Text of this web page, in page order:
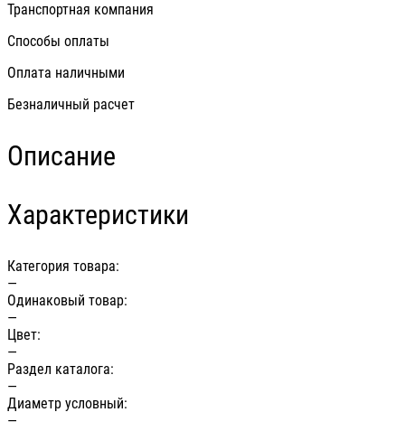
Транспортная компания
Способы оплаты
Оплата наличными
Безналичный расчет
Описание
Характеристики
Категория товара:
—
Одинаковый товар:
—
Цвет:
—
Раздел каталога:
—
Диаметр условный:
—